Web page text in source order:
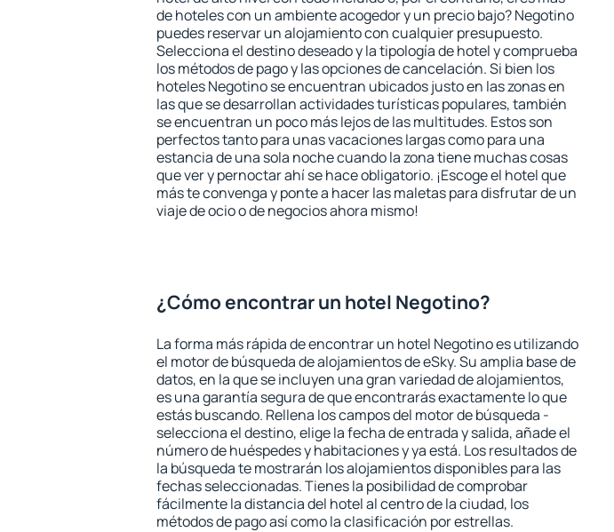
de hoteles con un ambiente acogedor y un precio bajo? Negotino
puedes reservar un alojamiento con cualquier presupuesto.
Selecciona el destino deseado y la tipología de hotel y comprueba
los métodos de pago y las opciones de cancelación. Si bien los
hoteles Negotino se encuentran ubicados justo en las zonas en
las que se desarrollan actividades turísticas populares, también
se encuentran un poco más lejos de las multitudes. Estos son
perfectos tanto para unas vacaciones largas como para una
estancia de una sola noche cuando la zona tiene muchas cosas
que ver y pernoctar ahí se hace obligatorio. ¡Escoge el hotel que
más te convenga y ponte a hacer las maletas para disfrutar de un
viaje de ocio o de negocios ahora mismo!
¿Cómo encontrar un hotel Negotino?
La forma más rápida de encontrar un hotel Negotino es utilizando
el motor de búsqueda de alojamientos de eSky. Su amplia base de
datos, en la que se incluyen una gran variedad de alojamientos,
es una garantía segura de que encontrarás exactamente lo que
estás buscando. Rellena los campos del motor de búsqueda -
selecciona el destino, elige la fecha de entrada y salida, añade el
número de huéspedes y habitaciones y ya está. Los resultados de
la búsqueda te mostrarán los alojamientos disponibles para las
fechas seleccionadas. Tienes la posibilidad de comprobar
fácilmente la distancia del hotel al centro de la ciudad, los
métodos de pago así como la clasificación por estrellas.